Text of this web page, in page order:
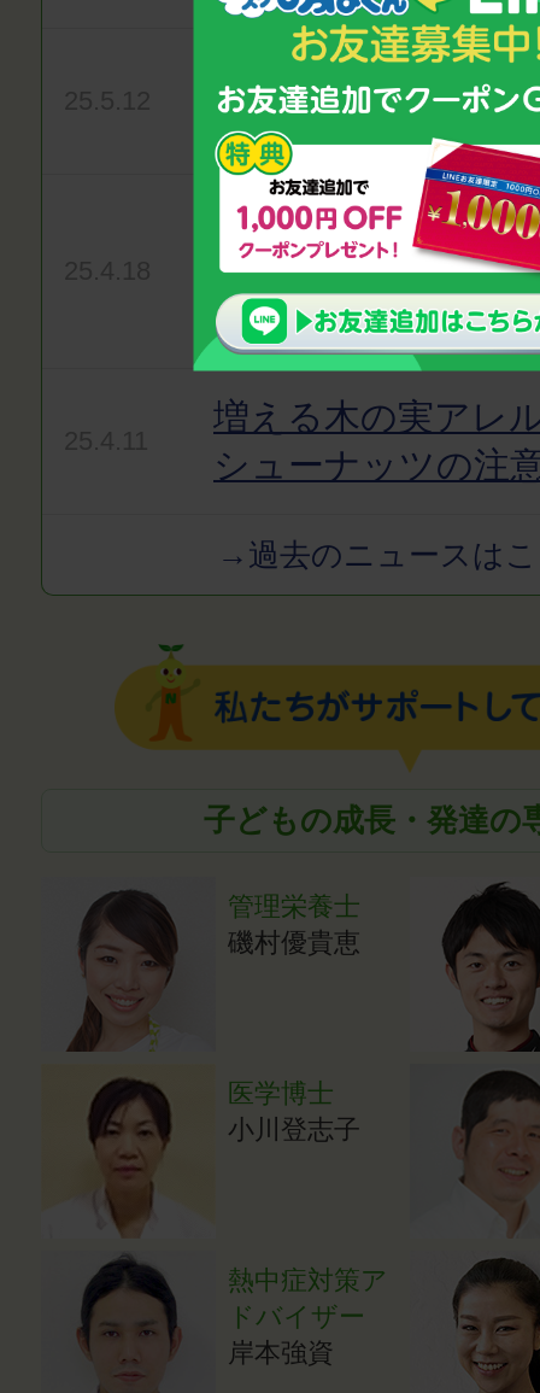
子どもの慢性的な
丈夫？
妊娠糖尿病ってど
意点とより精密な
について
増える木の実アレ
シューナッツの注
→過去のニュースは
子どもの成長・発達の
管理栄養士
磯村優貴恵
医学博士
小川登志子
熱中症対策ア
ドバイザー
岸本強資